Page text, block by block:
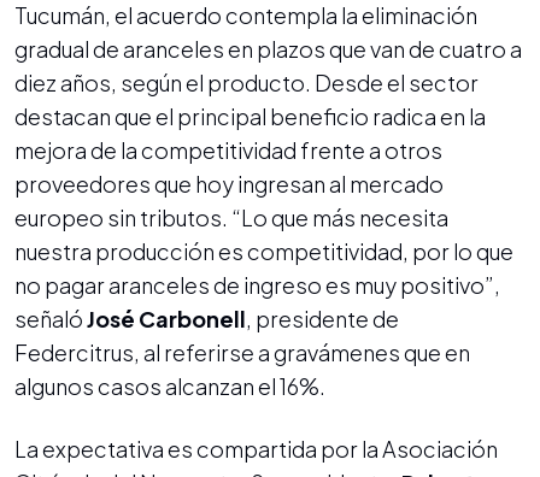
Tucumán, el acuerdo contempla la eliminación
gradual de aranceles en plazos que van de cuatro a
diez años, según el producto. Desde el sector
destacan que el principal beneficio radica en la
mejora de la competitividad frente a otros
proveedores que hoy ingresan al mercado
europeo sin tributos. “Lo que más necesita
nuestra producción es competitividad, por lo que
no pagar aranceles de ingreso es muy positivo”,
señalóJosé Carbonell, presidente de
Federcitrus, al referirse a gravámenes que en
algunos casos alcanzan el 16%.
La expectativa es compartida por la Asociación